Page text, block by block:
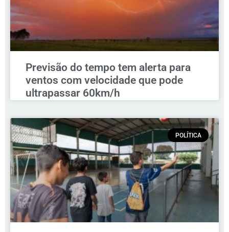
Previsão do tempo tem alerta para
ventos com velocidade que pode
ultrapassar 60km/h
POLÍTICA